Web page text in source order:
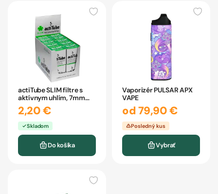
actiTube SLIM filtre s
aktívnym uhlím, 7mm
10ks
2,20 €
Skladom
Do košíka
Vaporizér PULSAR APX
VAPE
od 79,90 €
Posledný kus
Vybrať